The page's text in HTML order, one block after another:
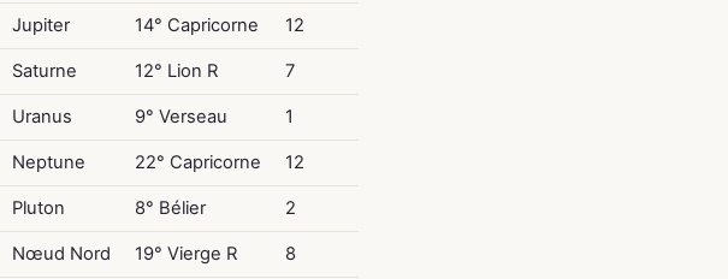
Jupiter 14° Capricorne 12
Saturne 12° Lion R 7
Uranus 9° Verseau 1
Neptune 22° Capricorne 12
Pluton 8° Bélier 2
Nœud Nord 19° Vierge R 8